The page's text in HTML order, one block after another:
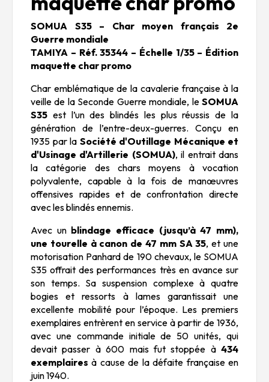
SOMUA S35 – Char moyen français 2e
Guerre mondiale
TAMIYA – Réf. 35344 – Échelle 1/35 – Édition
maquette char promo
Char emblématique de la cavalerie française à la
veille de la Seconde Guerre mondiale, le SOMUA
S35 est l’un des blindés les plus réussis de la
génération de l’entre-deux-guerres. Conçu en
1935 par la Société d'Outillage Mécanique et
d'Usinage d'Artillerie (SOMUA), il entrait dans
la catégorie des chars moyens à vocation
polyvalente, capable à la fois de manœuvres
offensives rapides et de confrontation directe
avec les blindés ennemis.
Avec un blindage efficace (jusqu’à 47 mm),
une tourelle à canon de 47 mm SA 35, et une
motorisation Panhard de 190 chevaux, le SOMUA
S35 offrait des performances très en avance sur
son temps. Sa suspension complexe à quatre
bogies et ressorts à lames garantissait une
excellente mobilité pour l’époque. Les premiers
exemplaires entrèrent en service à partir de 1936,
avec une commande initiale de 50 unités, qui
devait passer à 600 mais fut stoppée à 434
exemplaires à cause de la défaite française en
juin 1940.